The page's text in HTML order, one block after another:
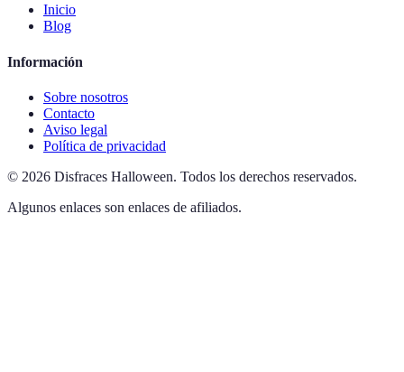
Inicio
Blog
Información
Sobre nosotros
Contacto
Aviso legal
Política de privacidad
© 2026 Disfraces Halloween. Todos los derechos reservados.
Algunos enlaces son enlaces de afiliados.